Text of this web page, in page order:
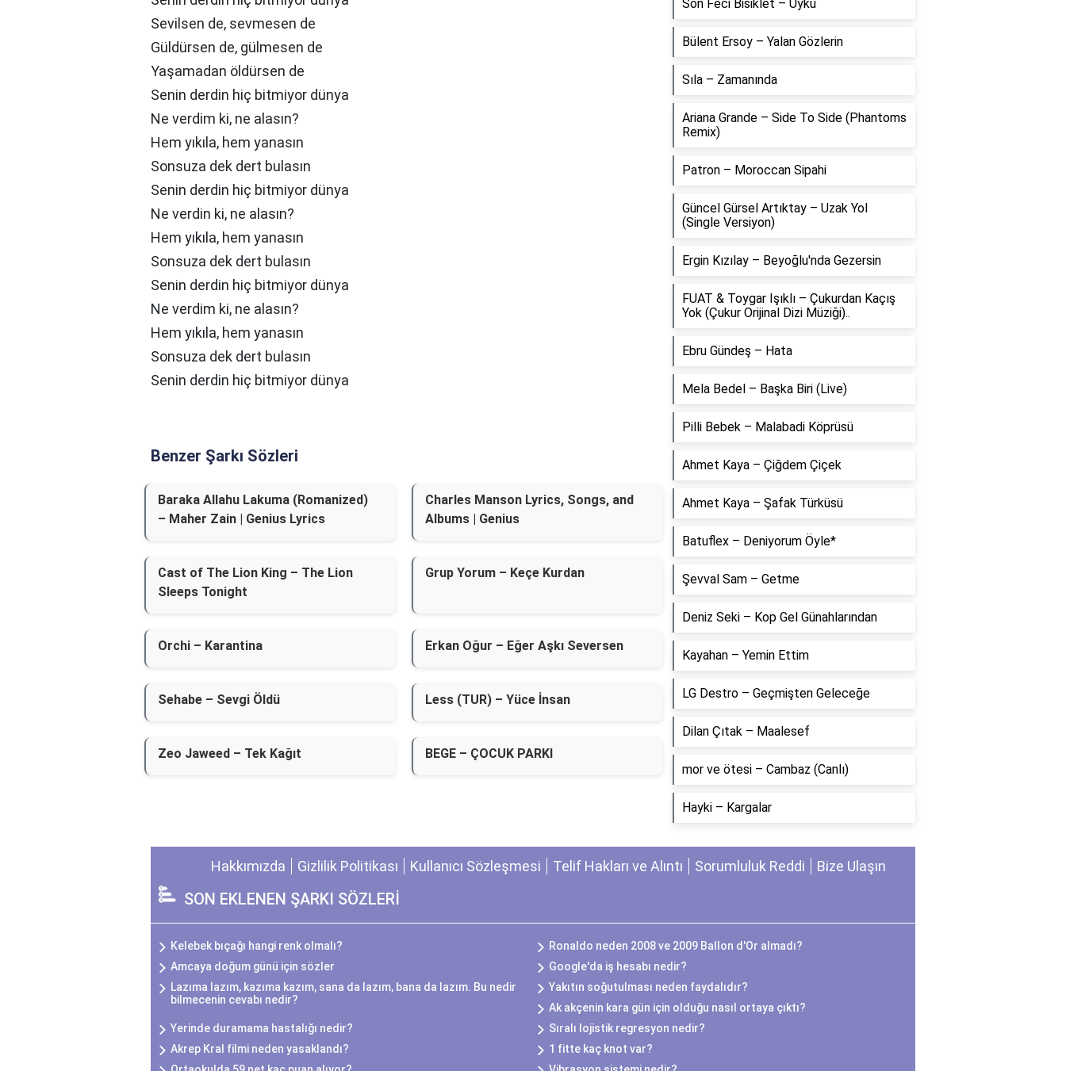
Sevilsen de, sevmesen de
Güldürsen de, gülmesen de
Yaşamadan öldürsen de
Senin derdin hiç bitmiyor dünya
Ne verdim ki, ne alasın?
Hem yıkıla, hem yanasın
Sonsuza dek dert bulasın
Senin derdin hiç bitmiyor dünya
Ne verdin ki, ne alasın?
Hem yıkıla, hem yanasın
Sonsuza dek dert bulasın
Senin derdin hiç bitmiyor dünya
Ne verdim ki, ne alasın?
Hem yıkıla, hem yanasın
Sonsuza dek dert bulasın
Senin derdin hiç bitmiyor dünya
Benzer Şarkı Sözleri
Baraka Allahu Lakuma (Romanized)
– Maher Zain | Genius Lyrics
Charles Manson Lyrics, Songs, and
Albums | Genius
Cast of The Lion King – The Lion
Sleeps Tonight
Grup Yorum – Keçe Kurdan
Orchi – Karantina Erkan Oğur – Eğer Aşkı Seversen
Sehabe – Sevgi Öldü Less (TUR) – Yüce İnsan
Zeo Jaweed – Tek Kağıt BEGE – ÇOCUK PARKI
Son Feci Bisiklet – Uyku
Bülent Ersoy – Yalan Gözlerin
Sıla – Zamanında
Ariana Grande – Side To Side (Phantoms
Remix)
Patron – Moroccan Sipahi
Güncel Gürsel Artıktay – Uzak Yol
(Single Versiyon)
Ergin Kızılay – Beyoğlu'nda Gezersin
FUAT & Toygar Işıklı – Çukurdan Kaçış
Yok (Çukur Orijinal Dizi Müziği)..
Ebru Gündeş – Hata
Mela Bedel – Başka Biri (Live)
Pilli Bebek – Malabadi Köprüsü
Ahmet Kaya – Çiğdem Çiçek
Ahmet Kaya – Şafak Türküsü
Batuflex – Deniyorum Öyle*
Şevval Sam – Getme
Deniz Seki – Kop Gel Günahlarından
Kayahan – Yemin Ettim
LG Destro – Geçmişten Geleceğe
Dilan Çıtak – Maalesef
​mor ve ötesi – Cambaz (Canlı)
Hayki – Kargalar
Hakkımızda Gizlilik Politikası Kullanıcı Sözleşmesi Telif Hakları ve Alıntı Sorumluluk Reddi Bize Ulaşın
SON EKLENEN ŞARKI SÖZLERİ
Kelebek bıçağı hangi renk olmalı?
Ronaldo neden 2008 ve 2009 Ballon d'Or almadı?
Amcaya doğum günü için sözler
Google'da iş hesabı nedir?
Lazıma lazım, kazıma kazım, sana da lazım, bana da lazım. Bu nedir
bilmecenin cevabı nedir?
Yakıtın soğutulması neden faydalıdır?
Ak akçenin kara gün için olduğu nasıl ortaya çıktı?
Yerinde duramama hastalığı nedir?
Sıralı lojistik regresyon nedir?
Akrep Kral filmi neden yasaklandı?
1 fitte kaç knot var?